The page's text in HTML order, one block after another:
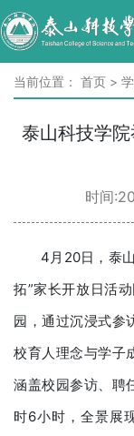
当前位置： 首页 >
泰山科技学
时间
4月20日，泰
拓”家长开放日活
园，通过沉浸式参
校育人理念与学子
涵盖校园参访、聘
时6小时，全景展